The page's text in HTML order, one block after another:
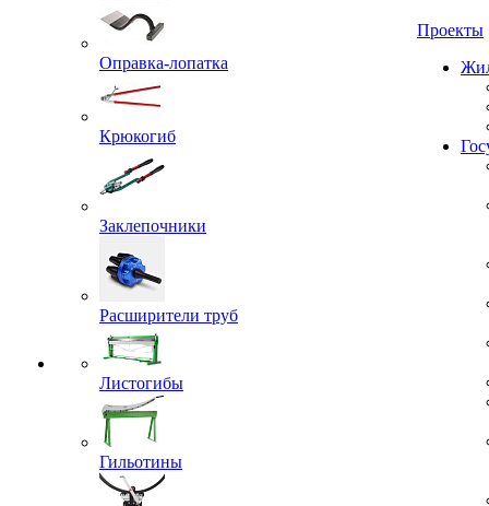
Оправка-лопатка
Крюкогиб
Заклепочники
Расширители труб
Листогибы
Гильотины
Проекты